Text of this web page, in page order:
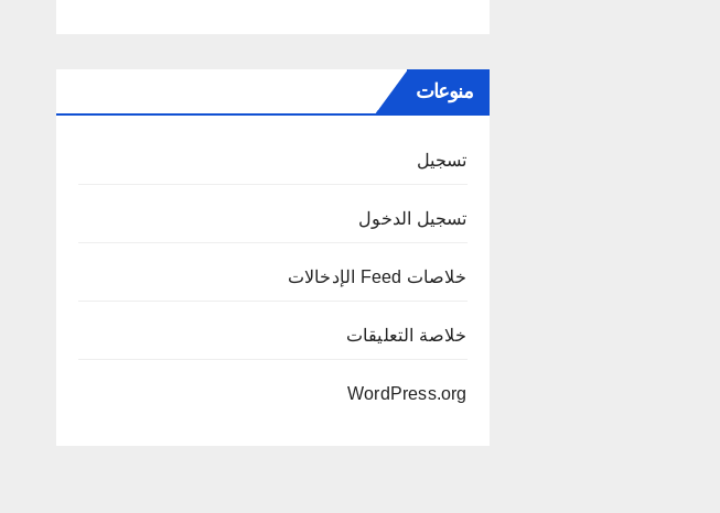
منوعات
تسجيل
تسجيل الدخول
خلاصات Feed الإدخالات
خلاصة التعليقات
WordPress.org